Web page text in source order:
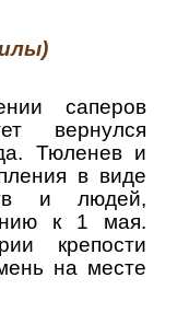
саперов
вернулся
Тюленев и
в виде
и людей,
к 1 мая.
крепости
на месте